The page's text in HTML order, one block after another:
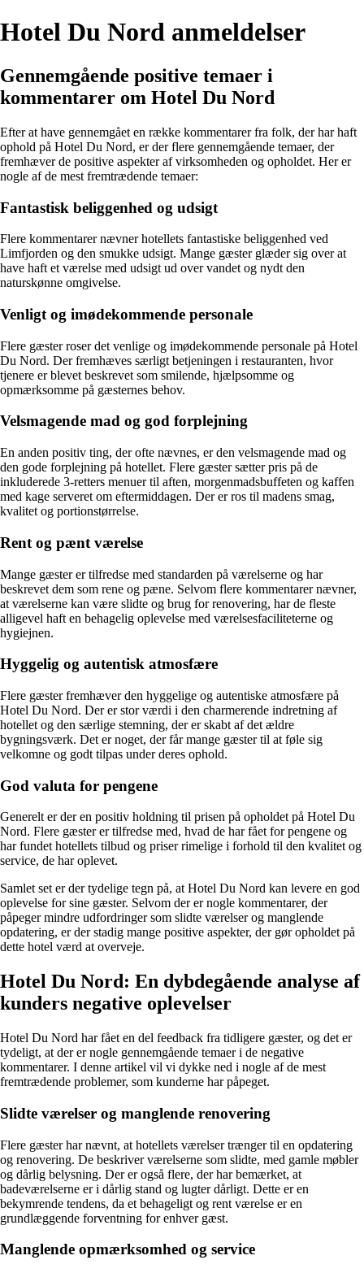
Hotel Du Nord anmeldelser
Gennemgående positive temaer i
kommentarer om Hotel Du Nord
Efter at have gennemgået en række kommentarer fra folk, der har haft
ophold på Hotel Du Nord, er der flere gennemgående temaer, der
fremhæver de positive aspekter af virksomheden og opholdet. Her er
nogle af de mest fremtrædende temaer:
Fantastisk beliggenhed og udsigt
Flere kommentarer nævner hotellets fantastiske beliggenhed ved
Limfjorden og den smukke udsigt. Mange gæster glæder sig over at
have haft et værelse med udsigt ud over vandet og nydt den
naturskønne omgivelse.
Venligt og imødekommende personale
Flere gæster roser det venlige og imødekommende personale på Hotel
Du Nord. Der fremhæves særligt betjeningen i restauranten, hvor
tjenere er blevet beskrevet som smilende, hjælpsomme og
opmærksomme på gæsternes behov.
Velsmagende mad og god forplejning
En anden positiv ting, der ofte nævnes, er den velsmagende mad og
den gode forplejning på hotellet. Flere gæster sætter pris på de
inkluderede 3-retters menuer til aften, morgenmadsbuffeten og kaffen
med kage serveret om eftermiddagen. Der er ros til madens smag,
kvalitet og portionstørrelse.
Rent og pænt værelse
Mange gæster er tilfredse med standarden på værelserne og har
beskrevet dem som rene og pæne. Selvom flere kommentarer nævner,
at værelserne kan være slidte og brug for renovering, har de fleste
alligevel haft en behagelig oplevelse med værelsesfaciliteterne og
hygiejnen.
Hyggelig og autentisk atmosfære
Flere gæster fremhæver den hyggelige og autentiske atmosfære på
Hotel Du Nord. Der er stor værdi i den charmerende indretning af
hotellet og den særlige stemning, der er skabt af det ældre
bygningsværk. Det er noget, der får mange gæster til at føle sig
velkomne og godt tilpas under deres ophold.
God valuta for pengene
Generelt er der en positiv holdning til prisen på opholdet på Hotel Du
Nord. Flere gæster er tilfredse med, hvad de har fået for pengene og
har fundet hotellets tilbud og priser rimelige i forhold til den kvalitet og
service, de har oplevet.
Samlet set er der tydelige tegn på, at Hotel Du Nord kan levere en god
oplevelse for sine gæster. Selvom der er nogle kommentarer, der
påpeger mindre udfordringer som slidte værelser og manglende
opdatering, er der stadig mange positive aspekter, der gør opholdet på
dette hotel værd at overveje.
Hotel Du Nord: En dybdegående analyse af
kunders negative oplevelser
Hotel Du Nord har fået en del feedback fra tidligere gæster, og det er
tydeligt, at der er nogle gennemgående temaer i de negative
kommentarer. I denne artikel vil vi dykke ned i nogle af de mest
fremtrædende problemer, som kunderne har påpeget.
Slidte værelser og manglende renovering
Flere gæster har nævnt, at hotellets værelser trænger til en opdatering
og renovering. De beskriver værelserne som slidte, med gamle møbler
og dårlig belysning. Der er også flere, der har bemærket, at
badeværelserne er i dårlig stand og lugter dårligt. Dette er en
bekymrende tendens, da et behageligt og rent værelse er en
grundlæggende forventning for enhver gæst.
Manglende opmærksomhed og service